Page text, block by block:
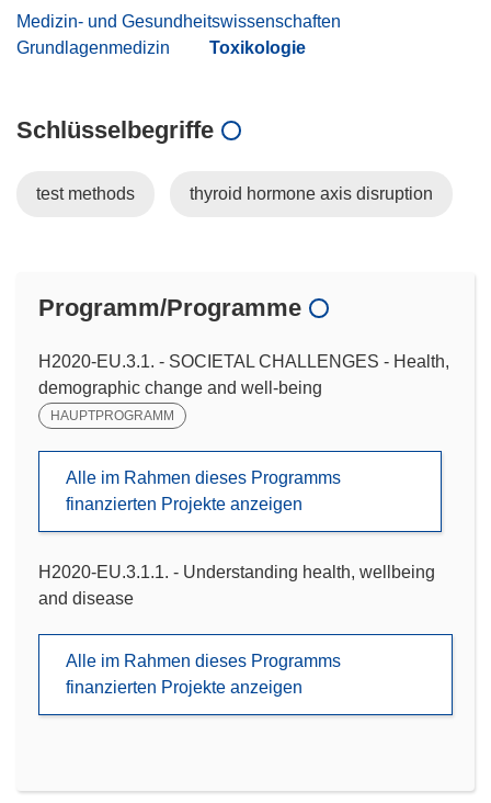
Medizin- und Gesundheitswissenschaften
Grundlagenmedizin
Toxikologie
Schlüsselbegriffe
test methods thyroid hormone axis disruption
Programm/Programme
H2020-EU.3.1. - SOCIETAL CHALLENGES - Health,
demographic change and well-being
HAUPTPROGRAMM
Alle im Rahmen dieses Programms
finanzierten Projekte anzeigen
H2020-EU.3.1.1. - Understanding health, wellbeing
and disease
Alle im Rahmen dieses Programms
finanzierten Projekte anzeigen